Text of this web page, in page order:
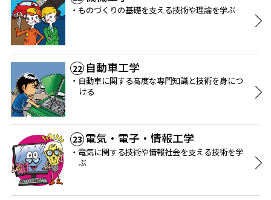
ものづくりの基礎を支える技術や理論を学ぶ
22 自動車工学
自動車に関する高度な専門知識と技術を身につ
ける
23 電気・電子・情報工学
電気に関する技術や情報社会を支える技術を学
ぶ